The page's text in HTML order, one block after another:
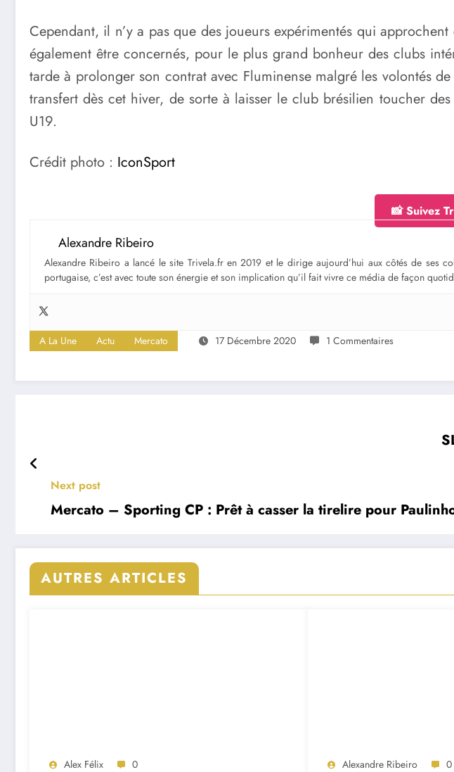
Cependant, il n’y a pas que des joueurs expérimentés qui
également être concernés, pour le plus grand bonheur des clubs
tarde à prolonger son contrat avec Fluminense malgré les volontés
transfert dès cet hiver, de sorte à laisser le club brésilien toucher
U19.
Crédit photo : IconSport
📸 Suivez
Alexandre Ribeiro
Alexandre Ribeiro a lancé le site Trivela.fr en 2019 et le dirige aujourd’hui aux côtés de ses
portugaise, c’est avec toute son énergie et son implication qu’il fait vivre ce média de façon
A La Une Actu Mercato 17 Décembre 2020 1 Commentaires
Next post
Mercato – Sporting CP : Prêt à casser la tirelire pour
AUTRES ARTICLES
Alex Félix 0 Alexandre Ribeiro 0